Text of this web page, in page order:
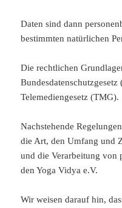
Daten sind dann
bestimmten natürlichen
Die rechtlichen
Telemediengesetz (TMG).
Nachstehende
die Art, den Umfang und
und die Verarbeitung von
den Yoga Vidya e.V.
Wir weisen darauf hin,